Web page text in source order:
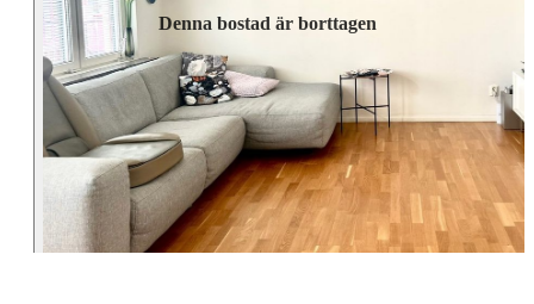
Denna bostad är borttagen